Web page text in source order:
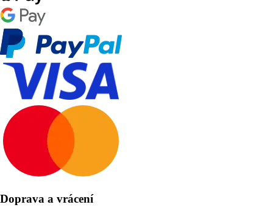
Doprava a vrácení